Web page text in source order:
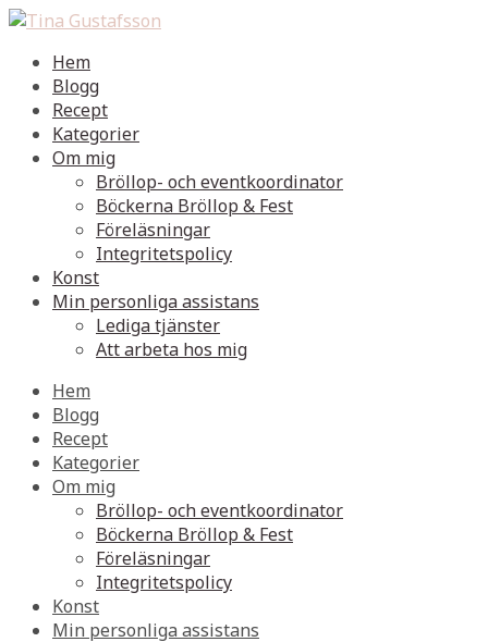
Hem
Blogg
Recept
Kategorier
Om mig
Bröllop- och eventkoordinator
Böckerna Bröllop & Fest
Föreläsningar
Integritetspolicy
Konst
Min personliga assistans
Lediga tjänster
Att arbeta hos mig
Hem
Blogg
Recept
Kategorier
Om mig
Bröllop- och eventkoordinator
Böckerna Bröllop & Fest
Föreläsningar
Integritetspolicy
Konst
Min personliga assistans